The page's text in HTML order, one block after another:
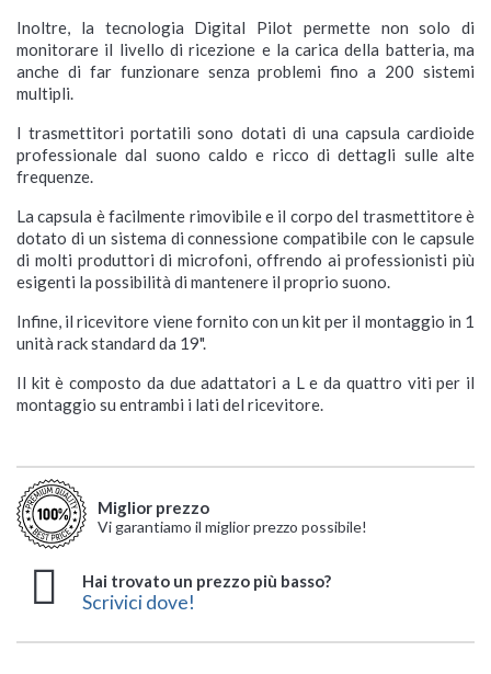
Inoltre, la tecnologia Digital Pilot permette non solo di
monitorare il livello di ricezione e la carica della batteria, ma
anche di far funzionare senza problemi fino a 200 sistemi
multipli.
I trasmettitori portatili sono dotati di una capsula cardioide
professionale dal suono caldo e ricco di dettagli sulle alte
frequenze.
La capsula è facilmente rimovibile e il corpo del trasmettitore è
dotato di un sistema di connessione compatibile con le capsule
di molti produttori di microfoni, offrendo ai professionisti più
esigenti la possibilità di mantenere il proprio suono.
Infine, il ricevitore viene fornito con un kit per il montaggio in 1
unità rack standard da 19".
Il kit è composto da due adattatori a L e da quattro viti per il
montaggio su entrambi i lati del ricevitore.
Miglior prezzo
Vi garantiamo il miglior prezzo possibile!
Hai trovato un prezzo più basso?
Scrivici dove!